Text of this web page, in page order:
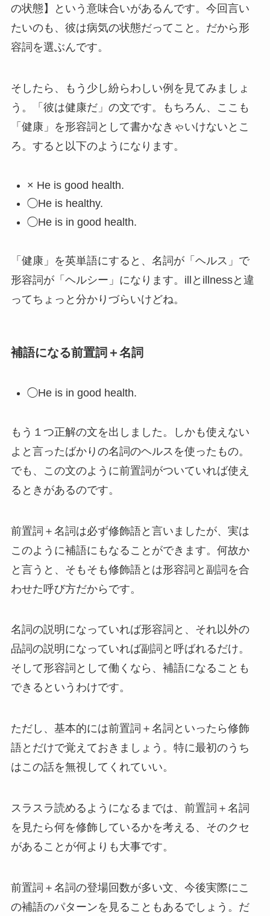
の状態】という意味合いがあるんです。今回言い
たいのも、彼は病気の状態だってこと。だから形
容詞を選ぶんです。
そしたら、もう少し紛らわしい例を見てみましょ
う。「彼は健康だ」の文です。もちろん、ここも
「健康」を形容詞として書かなきゃいけないとこ
ろ。すると以下のようになります。
× He is good health.
◯He is healthy.
◯He is in good health.
「健康」を英単語にすると、名詞が「ヘルス」で
形容詞が「ヘルシー」になります。illとillnessと違
ってちょっと分かりづらいけどね。
補語になる前置詞＋名詞
◯He is in good health.
もう１つ正解の文を出しました。しかも使えない
よと言ったばかりの名詞のヘルスを使ったもの。
でも、この文のように前置詞がついていれば使え
るときがあるのです。
前置詞＋名詞は必ず修飾語と言いましたが、実は
このように補語にもなることができます。何故か
と言うと、そもそも修飾語とは形容詞と副詞を合
わせた呼び方だからです。
名詞の説明になっていれば形容詞と、それ以外の
品詞の説明になっていれば副詞と呼ばれるだけ。
そして形容詞として働くなら、補語になることも
できるというわけです。
ただし、基本的には前置詞＋名詞といったら修飾
語とだけで覚えておきましょう。特に最初のうち
はこの話を無視してくれていい。
スラスラ読めるようになるまでは、前置詞＋名詞
を見たら何を修飾しているかを考える、そのクセ
があることが何よりも大事です。
前置詞＋名詞の登場回数が多い文、今後実際にこ
の補語のパターンを見ることもあるでしょう。だ